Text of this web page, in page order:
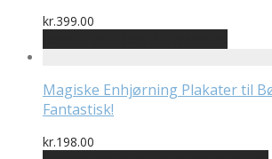
kr.399.00
Magiske Enhjørning Plakater til
Fantastisk!
kr.198.00